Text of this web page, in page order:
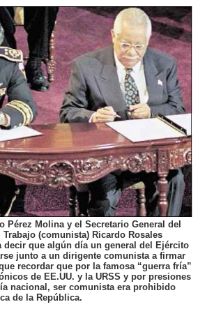
Pérez Molina y el Secretario General del
(comunista) Ricardo Rosales
decir que algún día un general del Ejército
junto a un dirigente comunista a firmar
recordar que por la famosa “guerra fría”
de EE.UU. y la URSS y por presiones
nacional, ser comunista era prohibido
de la República.